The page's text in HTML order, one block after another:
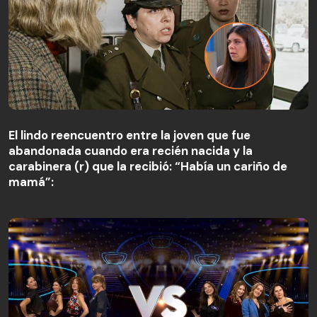
abandonada cuando era recién nacida y la
carabinera (r) que la recibió: “Había un cariño de
mamá”:
El lindo reencuentro entre la joven que fue
abandonada cuando era recién nacida y la
carabinera (r) que la recibió: “Había un cariño de
mamá”: